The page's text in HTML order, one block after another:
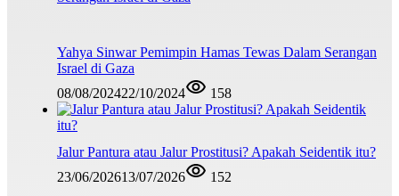
Yahya Sinwar Pemimpin Hamas Tewas Dalam Serangan
Israel di Gaza
08/08/202422/10/2024 158
Jalur Pantura atau Jalur Prostitusi? Apakah Seidentik itu?
23/06/202613/07/2026 152